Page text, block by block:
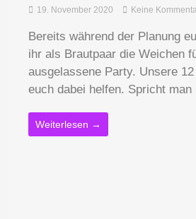
19. November 2020 Keine
Bereits während der Planung
ihr als Brautpaar die Weichen
ausgelassene Party. Unsere
euch dabei helfen. Spricht man
Weiterlesen →